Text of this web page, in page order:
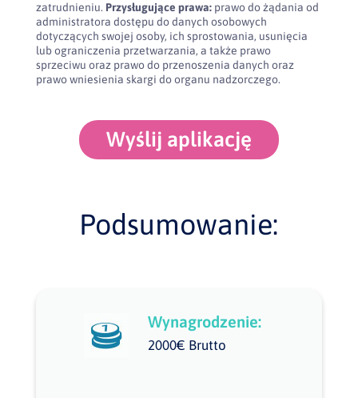
zatrudnieniu. Przysługujące prawa:prawo do żądania od
administratora dostępu do danych osobowych
dotyczących swojej osoby, ich sprostowania, usunięcia
lub ograniczenia przetwarzania, a także prawo
sprzeciwu oraz prawo do przenoszenia danych oraz
prawo wniesienia skargi do organu nadzorczego.
Wyślij aplikację
Podsumowanie:
Wynagrodzenie:
2000€ Brutto